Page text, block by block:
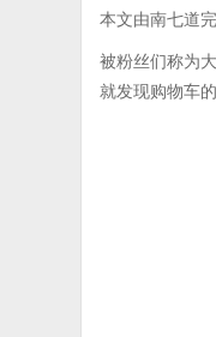
本文由南七道
被粉丝们称为
就发现购物车